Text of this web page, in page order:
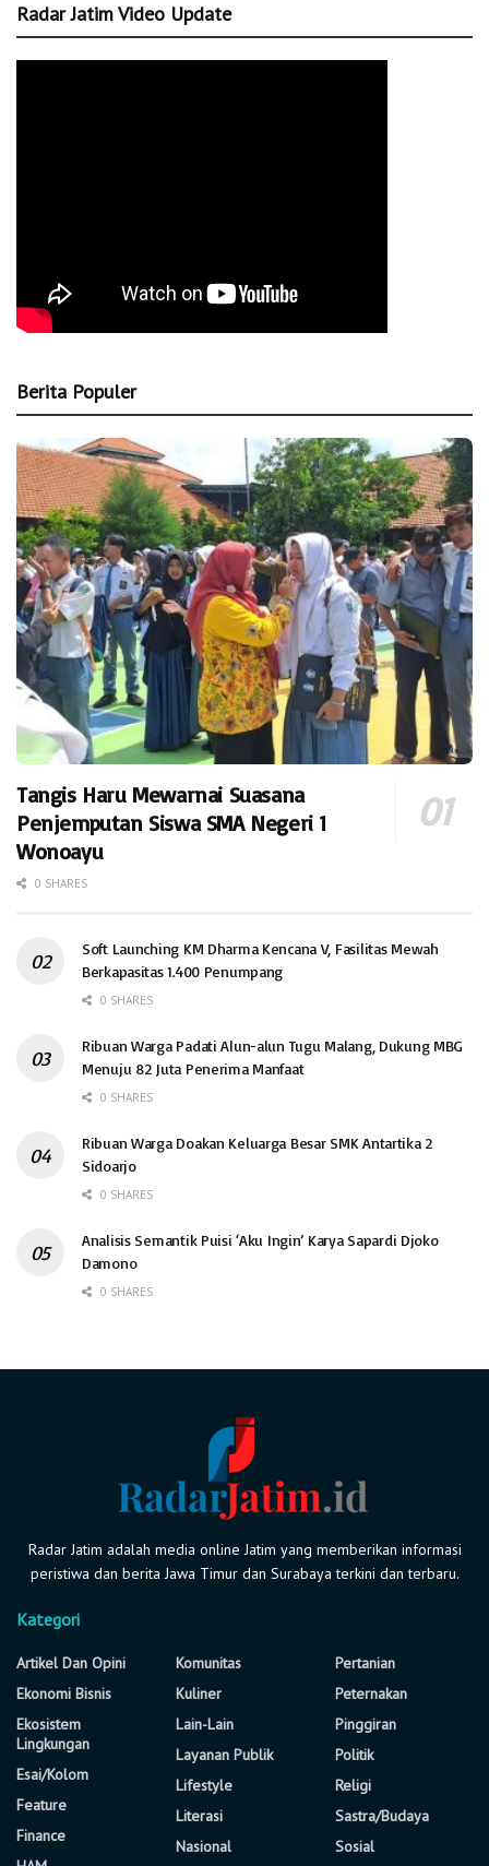
Radar Jatim Video Update
Berita Populer
Tangis Haru Mewarnai Suasana
Penjemputan Siswa SMA Negeri 1
Wonoayu
0 SHARES
Soft Launching KM Dharma Kencana V, Fasilitas Mewah
Berkapasitas 1.400 Penumpang
0 SHARES
Ribuan Warga Padati Alun-alun Tugu Malang, Dukung MBG
Menuju 82 Juta Penerima Manfaat
0 SHARES
Ribuan Warga Doakan Keluarga Besar SMK Antartika 2
Sidoarjo
0 SHARES
Analisis Semantik Puisi ‘Aku Ingin’ Karya Sapardi Djoko
Damono
0 SHARES
Radar Jatim adalah media online Jatim yang memberikan informasi
peristiwa dan berita Jawa Timur dan Surabaya terkini dan terbaru.
Kategori
Artikel Dan Opini
Ekonomi Bisnis
Ekosistem
Lingkungan
Esai/Kolom
Feature
Finance
Komunitas
Kuliner
Lain-Lain
Layanan Publik
Lifestyle
Literasi
Nasional
Pertanian
Peternakan
Pinggiran
Politik
Religi
Sastra/Budaya
Sosial